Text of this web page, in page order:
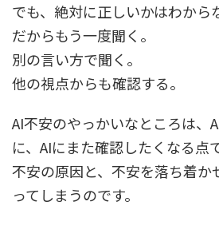
でも、絶対に正しいかはわから
だからもう一度聞く。
別の言い方で聞く。
他の視点からも確認する。
AI不安のやっかいなところは、
に、AIにまた確認したくなる点
不安の原因と、不安を落ち着か
ってしまうのです。